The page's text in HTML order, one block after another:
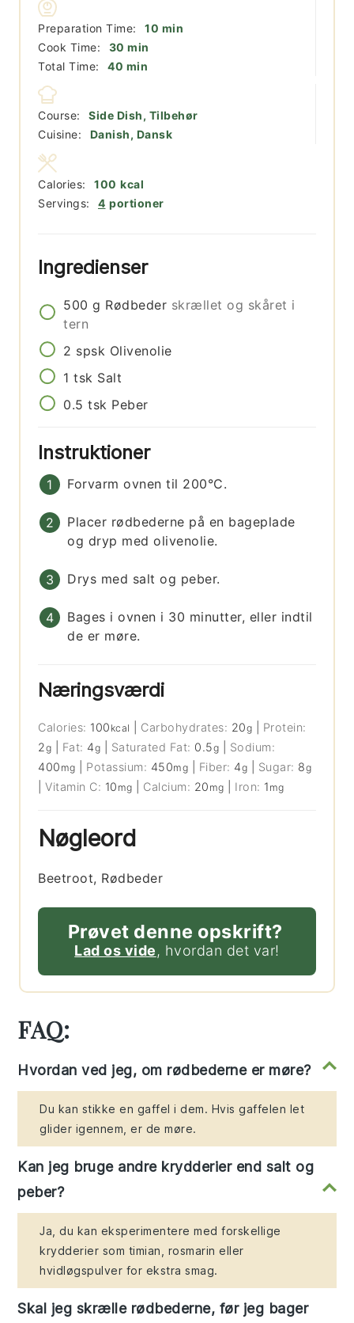
Preparation Time: 10 minutter
min
Cook Time:
30 minutter
min
Total Time:
40 minutter
min
Course:
Side Dish, Tilbehør
Cuisine:
Danish, Dansk
Servings: 4 portioner
Calories: 100 kcal
Ingredienser
500 g Rødbeder skrællet og skåret i
tern
2 spsk Olivenolie
1 tsk Salt
0.5 tsk Peber
Instruktioner
Forvarm ovnen til 200°C.
Placer rødbederne på en bageplade
og dryp med olivenolie.
Drys med salt og peber.
Bages i ovnen i 30 minutter, eller indtil
de er møre.
Næringsværdi
Calories: 100 kcal Carbohydrates: 20g
Protein:
2g Fat: 4g Saturated Fat: 0.5g
Sodium:
400 mg Potassium: 450mg Fiber: 4g Sugar: 8g
|Vitamin C: 10 mg Calcium: 20 mg Iron: 1 mg
Nøgleord
Beetroot, Rødbeder
Prøvet denne opskrift?
Lad os vide, hvordan det var!
FAQ:
Hvordan ved jeg, om rødbederne er møre?
Du kan stikke en gaffel i dem. Hvis gaffelen let
glider igennem, er de møre.
Kan jeg bruge andre krydderier end salt og
peber?
Ja, du kan eksperimentere med forskellige
krydderier som timian, rosmarin eller
hvidløgspulver for ekstra smag.
Skal jeg skrælle rødbederne, før jeg bager